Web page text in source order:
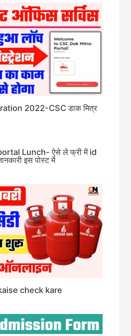
2022-CSC डाक मित्र
Lunch- ऐसे ले फ्री में id
इस पोस्ट में
check kare